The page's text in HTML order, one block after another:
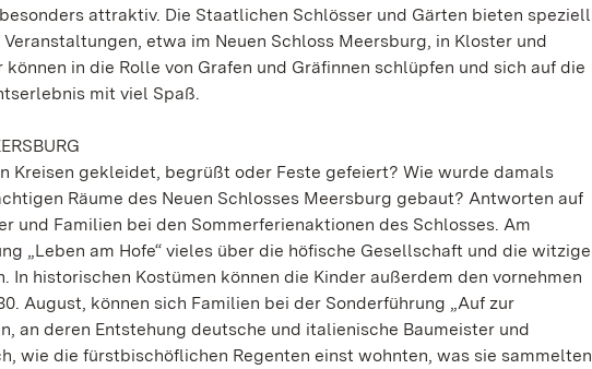
attraktiv. Die Staatlichen Schlösser und Gärten bieten speziell
etwa im Neuen Schloss Meersburg, in Kloster und
in die Rolle von Grafen und Gräfinnen schlüpfen und sich auf die
mit viel Spaß.
Kreisen gekleidet, begrüßt oder Feste gefeiert? Wie wurde damals
Räume des Neuen Schlosses Meersburg gebaut? Antworten auf
und Familien bei den Sommerferienaktionen des Schlosses. Am
„Leben am Hofe“ vieles über die höfische Gesellschaft und die witzige
historischen Kostümen können die Kinder außerdem den vornehmen
August, können sich Familien bei der Sonderführung „Auf zur
an deren Entstehung deutsche und italienische Baumeister und
wie die fürstbischöflichen Regenten einst wohnten, was sie sammelten